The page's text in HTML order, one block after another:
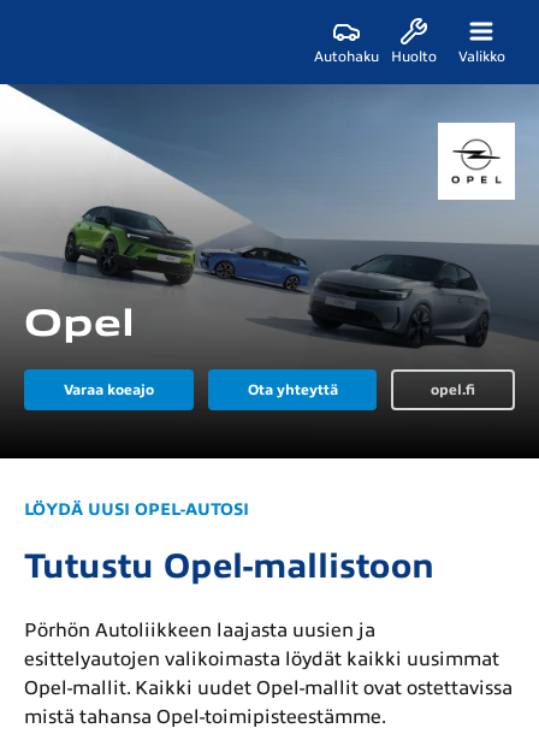
Autohaku Huolto Valikko
Opel
Varaa koeajo Ota yhteyttä opel.fi
LÖYDÄ UUSI OPEL-AUTOSI
Tutustu Opel-mallistoon
Pörhön Autoliikkeen laajasta uusien ja
esittelyautojen valikoimasta löydät kaikki uusimmat
Opel-mallit. Kaikki uudet Opel-mallit ovat ostettavissa
mistä tahansa Opel-toimipisteestämme.